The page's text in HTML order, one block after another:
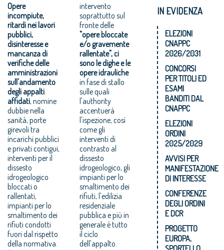
Opere
incompiute,
ritardi nei lavori
pubblici,
disinteresse e
mancanza di
verifiche delle
amministrazioni
sull'andamento
degli appalti
affidati, nomine
dubbie nella
sanità, porte
girevoli tra
incarichi pubblici
e privati contigui,
interventi per il
dissesto
idrogeologico
bloccati o
rallentati,
impianti per lo
smaltimento dei
rifiuti condotti
fuori dal rispetto
della normativa.
intervento
soprattutto sul
fronte delle
"opere bloccate
e/o gravemente
rallentate", ci
sono le dighe e le
opere idrauliche
in fase di stallo
sulle quali
l'authority
accentuerà
l'ispezione, così
come gli
interventi di
contrasto al
dissesto
idrogeologico, gli
impianti per lo
smaltimento dei
rifiuti, l'edilizia
residenziale
pubblica e più in
generale è tutto
il ciclo
dell'appalto.
IN EVIDENZA
ELEZIONI
CNAPPC
2026/2031
CONCORSI
PER TITOLI ED
ESAMI
BANDITI DAL
CNAPPC
ELEZIONI
ORDINI
2025/2029
AVVISI PER
MANIFESTAZIONE
DI INTERESSE
CONFERENZE
DEGLI ORDINI
E DCR
PROGETTO
EUROPA,